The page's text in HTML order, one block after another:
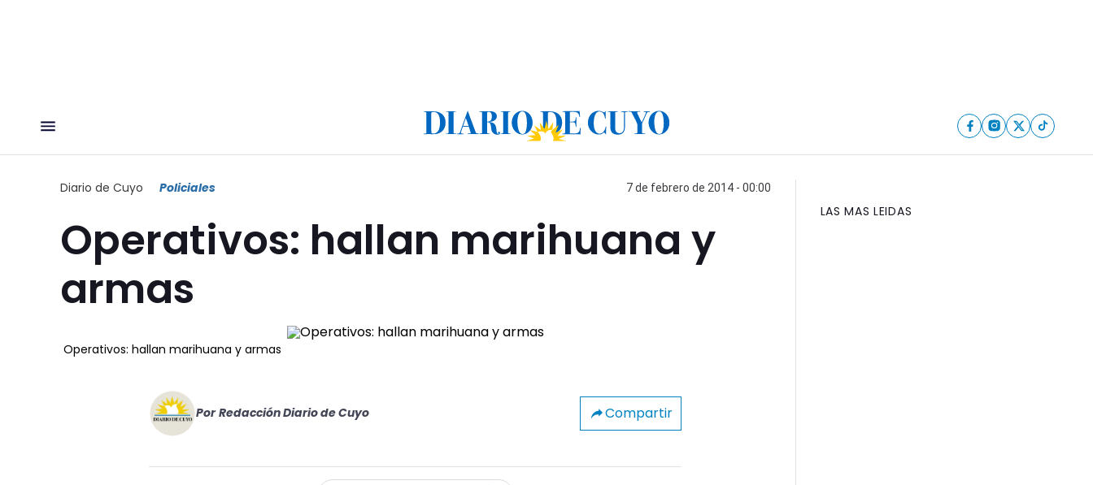
Diario de Cuyo Policiales 7 de febrero de 2014 - 00:00
Operativos: hallan marihuana y
armas
Operativos: hallan marihuana y armas
Por Redacción Diario de Cuyo Compartir
LAS MAS LEIDAS